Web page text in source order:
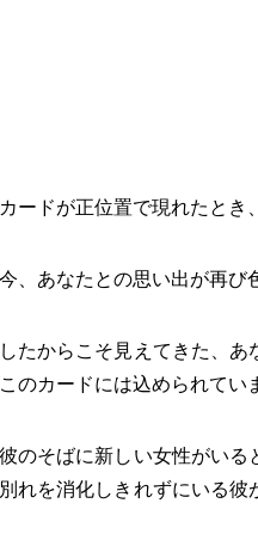
ードが正位置で現れたとき
、あなたとの思い出が再び
たからこそ見えてきた、
のカードには込められてい
のそばに新しい女性がいる
れを消化しきれずにいる